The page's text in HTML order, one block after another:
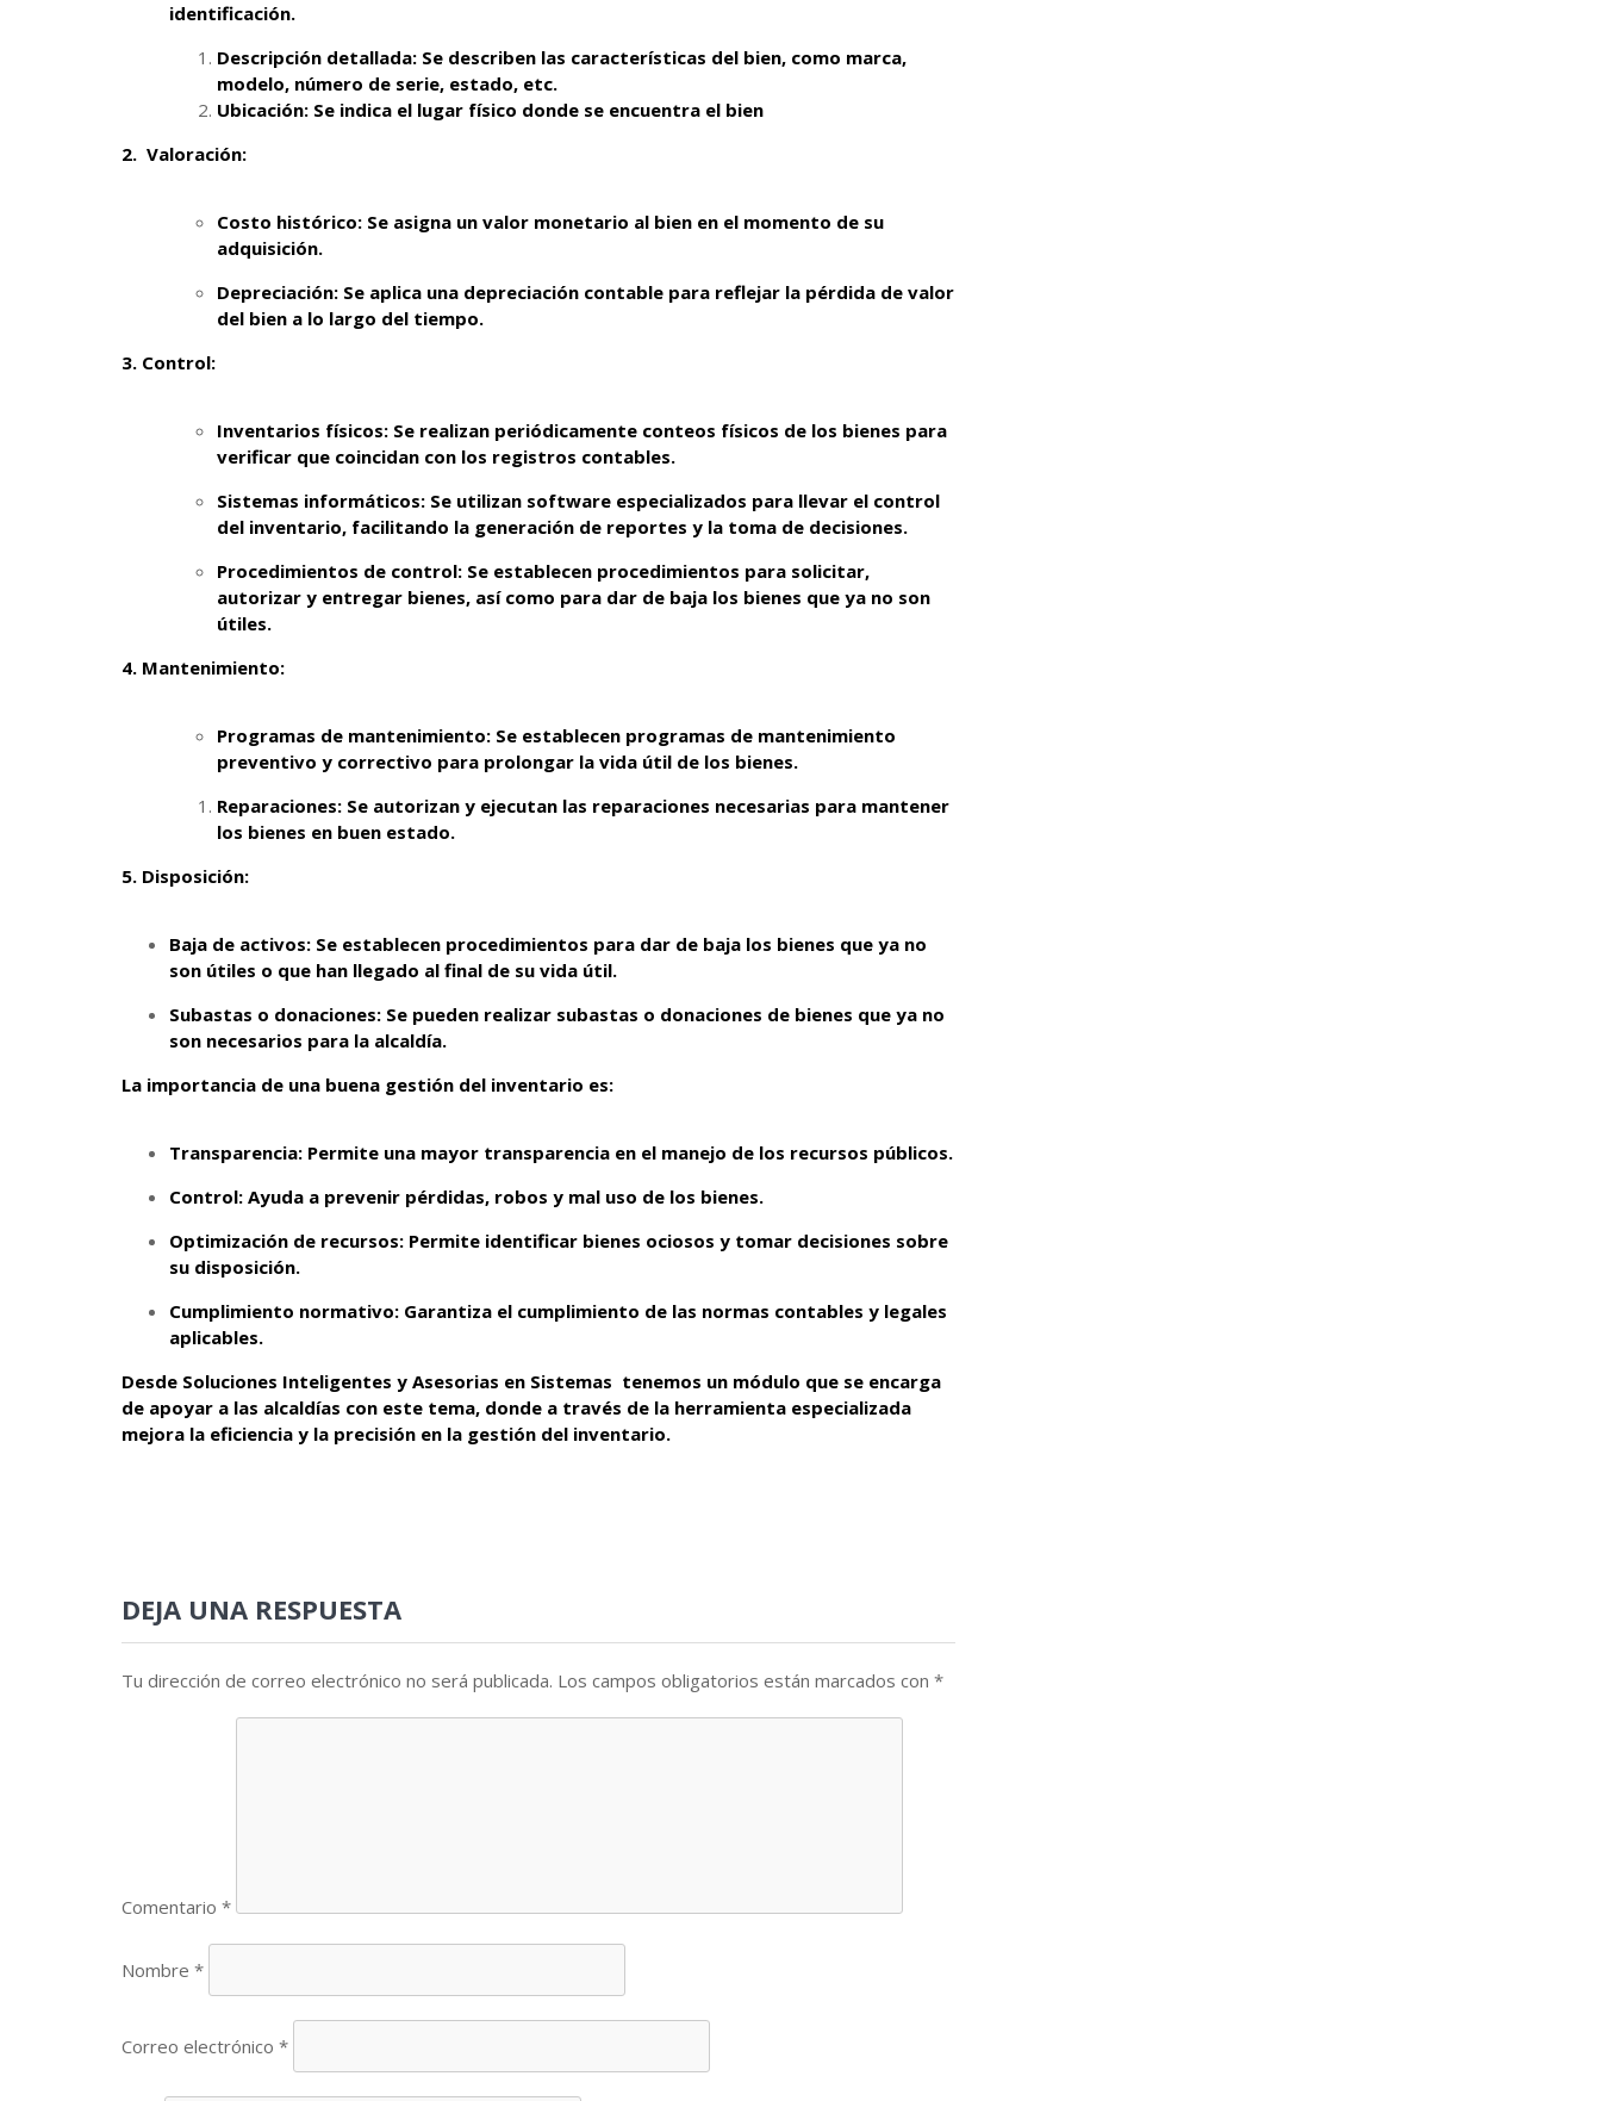
identificación.
Descripción detallada: Se describen las características del bien, como marca,
modelo, número de serie, estado, etc.
Ubicación: Se indica el lugar físico donde se encuentra el bien
2. Valoración:
Costo histórico: Se asigna un valor monetario al bien en el momento de su
adquisición.
Depreciación: Se aplica una depreciación contable para reflejar la pérdida de valor
del bien a lo largo del tiempo.
3. Control:
Inventarios físicos: Se realizan periódicamente conteos físicos de los bienes para
verificar que coincidan con los registros contables.
Sistemas informáticos: Se utilizan software especializados para llevar el control
del inventario, facilitando la generación de reportes y la toma de decisiones.
Procedimientos de control: Se establecen procedimientos para solicitar,
autorizar y entregar bienes, así como para dar de baja los bienes que ya no son
útiles.
4. Mantenimiento:
Programas de mantenimiento: Se establecen programas de mantenimiento
preventivo y correctivo para prolongar la vida útil de los bienes.
Reparaciones: Se autorizan y ejecutan las reparaciones necesarias para mantener
los bienes en buen estado.
5. Disposición:
Baja de activos: Se establecen procedimientos para dar de baja los bienes que ya no
son útiles o que han llegado al final de su vida útil.
Subastas o donaciones: Se pueden realizar subastas o donaciones de bienes que ya no
son necesarios para la alcaldía.
La importancia de una buena gestión del inventario es:
Transparencia: Permite una mayor transparencia en el manejo de los recursos públicos.
Control: Ayuda a prevenir pérdidas, robos y mal uso de los bienes.
Optimización de recursos: Permite identificar bienes ociosos y tomar decisiones sobre
su disposición.
Cumplimiento normativo: Garantiza el cumplimiento de las normas contables y legales
aplicables.
Desde Soluciones Inteligentes y Asesorias en Sistemas tenemos un módulo que se encarga
de apoyar a las alcaldías con este tema, donde a través de la herramienta especializada
mejora la eficiencia y la precisión en la gestión del inventario.
DEJA UNA RESPUESTA
Tu dirección de correo electrónico no será publicada. Los campos obligatorios están marcados con *
Comentario *
Nombre *
Correo electrónico *